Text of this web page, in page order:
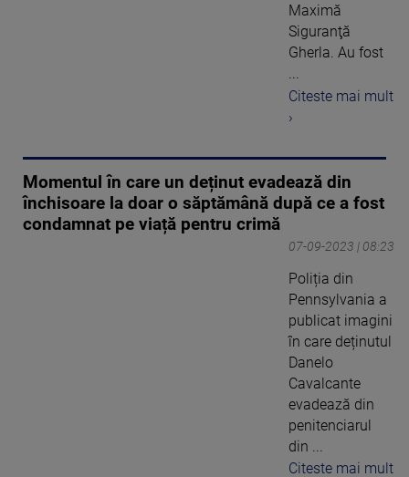
Maximă
Siguranţă
Gherla. Au fost
...
Citeste mai mult
›
Momentul în care un deținut evadează din
închisoare la doar o săptămână după ce a fost
condamnat pe viață pentru crimă
07-09-2023 | 08:23
Poliția din
Pennsylvania a
publicat imagini
în care deținutul
Danelo
Cavalcante
evadează din
penitenciarul
din ...
Citeste mai mult